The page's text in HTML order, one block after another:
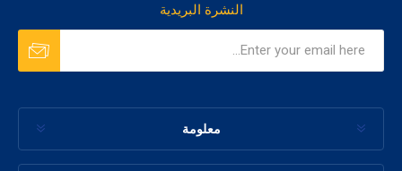
النشرة البريدية
معلومة